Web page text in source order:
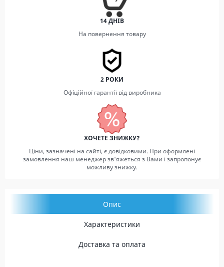
14 ДНІВ
На повернення товару
2 РОКИ
Офіційної гарантії від виробника
ХОЧЕТЕ ЗНИЖКУ?
Ціни, зазначені на сайті, є довідковими. При оформлені
замовлення наш менеджер зв'яжеться з Вами і запропонує
можливу знижку.
Опис
Характеристики
Доставка та оплата